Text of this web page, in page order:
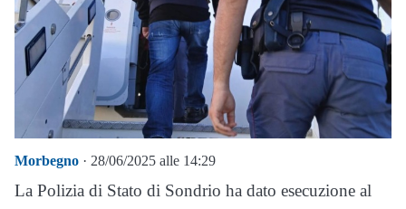
Morbegno · 28/06/2025 alle 14:29
La Polizia di Stato di Sondrio ha dato esecuzione al